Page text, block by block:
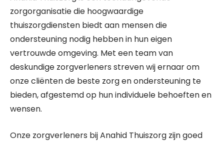
zorgorganisatie die hoogwaardige
thuiszorgdiensten biedt aan mensen die
ondersteuning nodig hebben in hun eigen
vertrouwde omgeving. Met een team van
deskundige zorgverleners streven wij ernaar om
onze cliënten de beste zorg en ondersteuning te
bieden, afgestemd op hun individuele behoeften en
wensen.
Onze zorgverleners bij Anahid Thuiszorg zijn goed